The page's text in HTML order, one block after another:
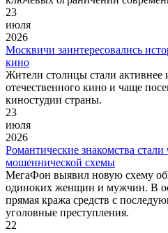
23
июля
2026
Москвичи заинтересовались
кино
Жители столицы стали активнее
отечественного кино и чаще
киностудии страны.
23
июля
2026
Романтические знакомства
мошеннической схемы
МегаФон выявил новую схему
одиноких женщин и мужчин. В
прямая кража средств с
уголовные преступления.
22